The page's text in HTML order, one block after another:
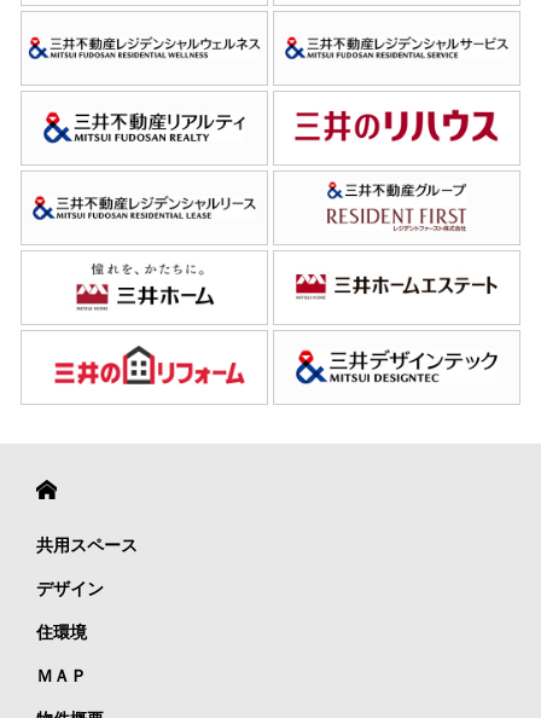
共用スペース
デザイン
住環境
ＭＡＰ